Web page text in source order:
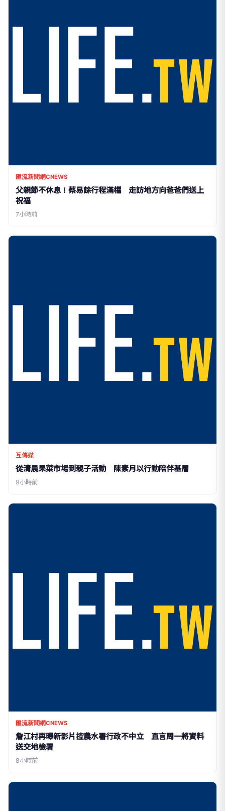
匯流新聞網CNEWS
父親節不休息！蔡易餘行程滿檔 走訪地方向爸爸們送上
祝福
7小時前
互傳媒
從清晨果菜市場到親子活動 陳素月以行動陪伴基層
9小時前
匯流新聞網CNEWS
詹江村再曝新影片控農水署行政不中立 直言周一將資料
送交地檢署
8小時前